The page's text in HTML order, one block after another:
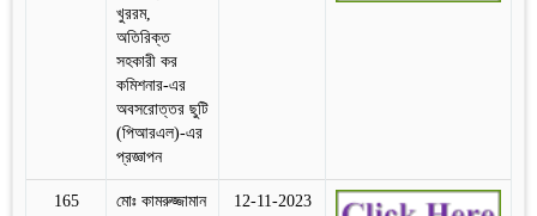
খুররম,
অতিরিক্ত
সহকারী কর
কমিশনার-এর
অবসরোত্তর ছুটি
(পিআরএল)-এর
প্রজ্ঞাপন
165
মোঃ কামরুজ্জামান
12-11-2023